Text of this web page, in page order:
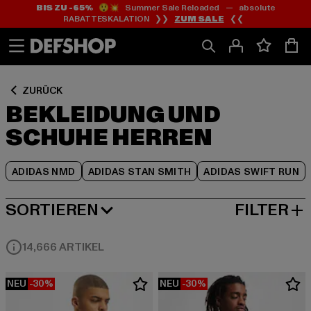
Zum
Inhalt
springen
Zum
Fußzeile
springen
BIS ZU -65%😲💥 Summer Sale Reloaded — absolute
RABATTESKALATION ❯❯ ZUM SALE ❮❮
ZURÜCK
BEKLEIDUNG UND
SCHUHE HERREN
ADIDAS NMD ADIDAS STAN SMITH ADIDAS SWIFT RUN
Zum
Produktraster
springen
SORTIEREN
BELIEBTESTE FILTER
14,666 ARTIKEL
NEU -30% NEU -30%